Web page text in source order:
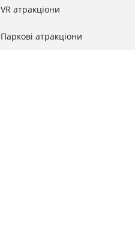
VR атракціони
Паркові атракціони